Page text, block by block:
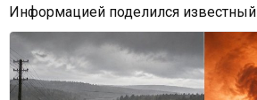
Информацией поделился известный